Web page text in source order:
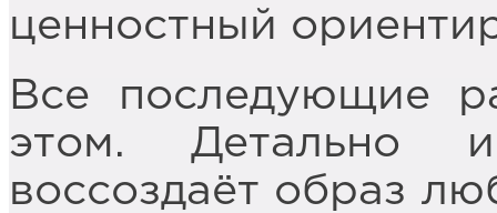
ценностный
Все последующие
этом. Детально
воссоздаёт образ